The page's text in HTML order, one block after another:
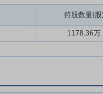
持股数量(股
1178.36万